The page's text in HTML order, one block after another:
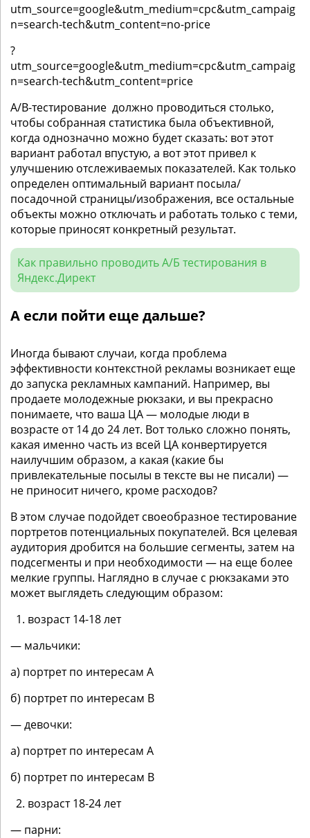
utm_source=google&utm_medium=cpc&utm_campaig
n=search-tech&utm_content=no-price
?
utm_source=google&utm_medium=cpc&utm_campaig
n=search-tech&utm_content=price
A/B-тестирование должно проводиться столько,
чтобы собранная статистика была объективной,
когда однозначно можно будет сказать: вот этот
вариант работал впустую, а вот этот привел к
улучшению отслеживаемых показателей. Как только
определен оптимальный вариант посыла/
посадочной страницы/изображения, все остальные
объекты можно отключать и работать только с теми,
которые приносят конкретный результат.
Как правильно проводить А/Б тестирования в
Яндекс.Директ
А если пойти еще дальше?
Иногда бывают случаи, когда проблема
эффективности контекстной рекламы возникает еще
до запуска рекламных кампаний. Например, вы
продаете молодежные рюкзаки, и вы прекрасно
понимаете, что ваша ЦА — молодые люди в
возрасте от 14 до 24 лет. Вот только сложно понять,
какая именно часть из всей ЦА конвертируется
наилучшим образом, а какая (какие бы
привлекательные посылы в тексте вы не писали) —
не приносит ничего, кроме расходов?
В этом случае подойдет своеобразное тестирование
портретов потенциальных покупателей. Вся целевая
аудитория дробится на большие сегменты, затем на
подсегменты и при необходимости — на еще более
мелкие группы. Наглядно в случае с рюкзаками это
может выглядеть следующим образом:
возраст 14-18 лет
— мальчики:
а) портрет по интересам А
б) портрет по интересам B
— девочки:
а) портрет по интересам А
б) портрет по интересам B
возраст 18-24 лет
— парни: